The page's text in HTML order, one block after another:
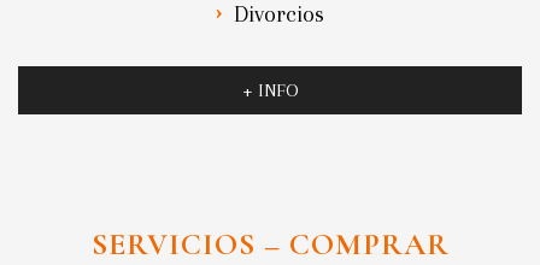
Divorcios
+ INFO
SERVICIOS – COMPRAR